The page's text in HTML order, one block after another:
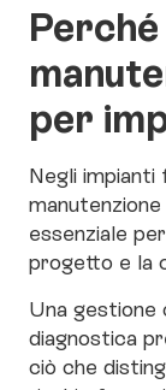
per
Negli
manutenzione
essenziale
progetto e la
Una
diagnostica
ciò che